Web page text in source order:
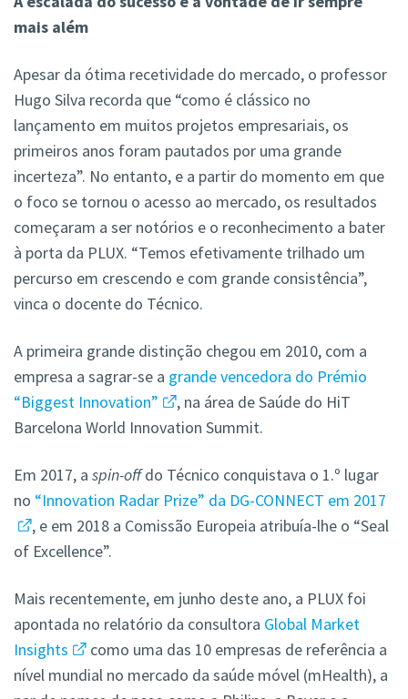
mais além
Apesar da ótima recetividade do mercado, o professor
Hugo Silva recorda que “como é clássico no
lançamento em muitos projetos empresariais, os
primeiros anos foram pautados por uma grande
incerteza”. No entanto, e a partir do momento em que
o foco se tornou o acesso ao mercado, os resultados
começaram a ser notórios e o reconhecimento a bater
à porta da PLUX. “Temos efetivamente trilhado um
percurso em crescendo e com grande consistência”,
vinca o docente do Técnico.
A primeira grande distinção chegou em 2010, com a
empresa a sagrar-se a grande vencedora do Prémio
“Biggest Innovation”
, na área de Saúde do HiT
Barcelona World Innovation Summit.
Em 2017, a spin-off do Técnico conquistava o 1.º lugar
no “Innovation Radar Prize” da DG-CONNECT em 2017
, e em 2018 a Comissão Europeia atribuía-lhe o “Seal
of Excellence”.
Mais recentemente, em junho deste ano, a PLUX foi
apontada no relatório da consultora Global Market
Insights
como uma das 10 empresas de referência a
nível mundial no mercado da saúde móvel (mHealth), a